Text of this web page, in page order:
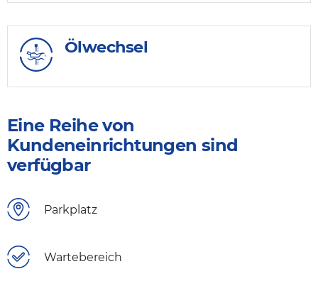
Ölwechsel
Eine Reihe von
Kundeneinrichtungen sind
verfügbar
Parkplatz
Wartebereich